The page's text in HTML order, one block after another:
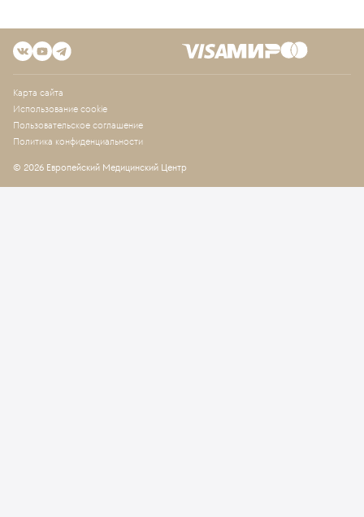
Карта сайта
Использование cookie
Пользовательское соглашение
Политика конфиденциальности
© 2026 Европейский Медицинский Центр